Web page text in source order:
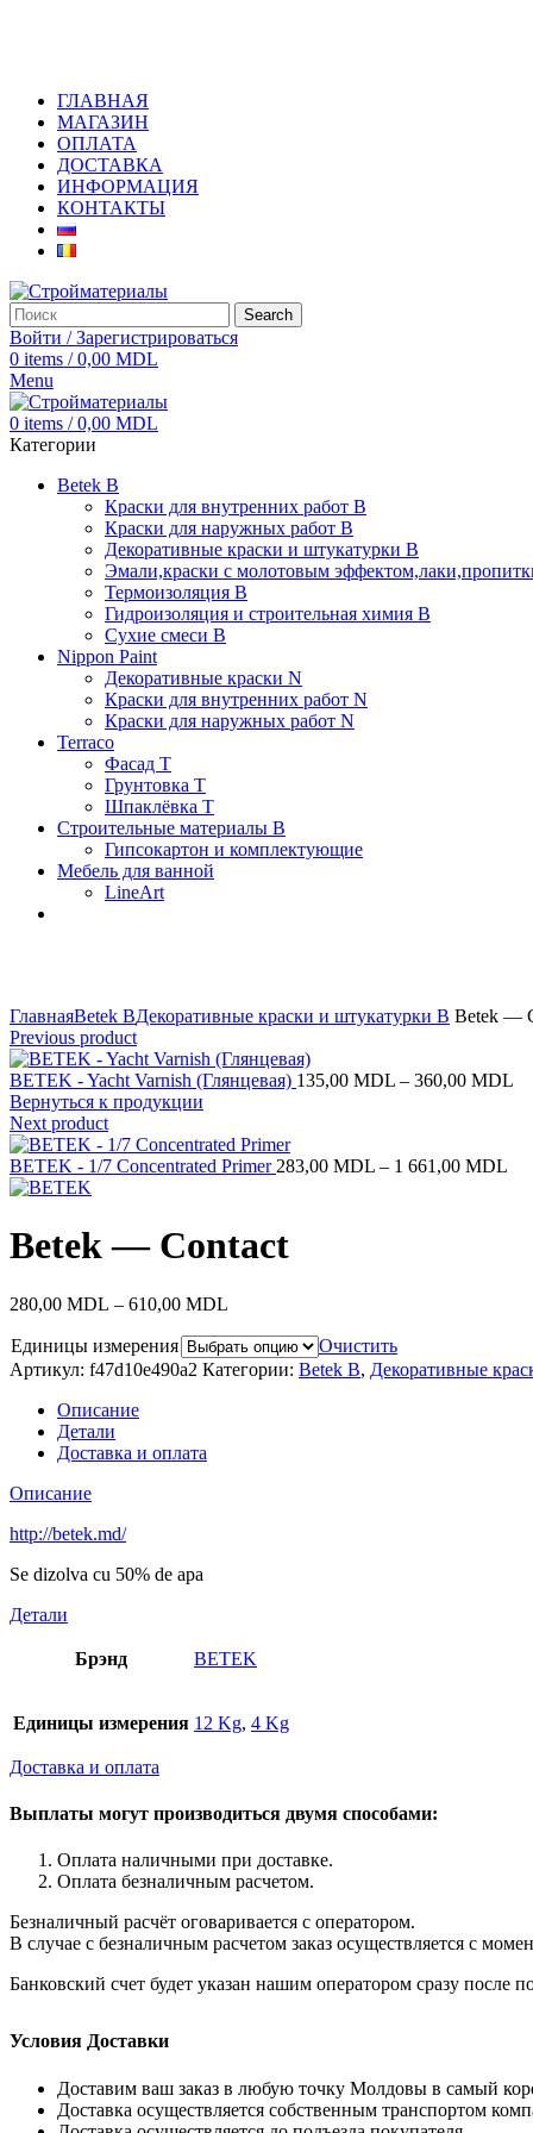
ГЛАВНАЯ
МАГАЗИН
ОПЛАТА
ДОСТАВКА
ИНФОРМАЦИЯ
КОНТАКТЫ
Search
Войти / Зарегистрироваться
0 items / 0,00 MDL
Menu
0 items / 0,00 MDL
Категории
Betek B
Краски для внутренних работ B
Краски для наружных работ B
Декоративные краски и штукатурки В
Эмали,краски с молотовым
Термоизоляция В
Гидроизоляция и строительная химия В
Сухие смеси B
Nippon Paint
Декоративные краски N
Краски для внутренних работ N
Краски для наружных работ N
Terraco
Фасад Т
Грунтовка T
Шпаклёвка T
Строительные материалы В
Гипсокартон и комплектующие
Мебель для ванной
LineArt
ГлавнаяBetek BДекоративные краски и штукатурки В Betek —
Previous product
BETEK - Yacht Varnish (Глянцевая) 135,00 MDL – 360,00 MDL
Вернуться к продукции
Next product
BETEK - 1/7 Concentrated Primer 283,00 MDL – 1 661,00 MDL
Betek — Contact
280,00 MDL – 610,00 MDL
280,00 MDL
–
Единицы измерения
Очистить
Артикул: f47d10e490a2 Категории: Betek B, Декоративные
Описание
Детали
Доставка и оплата
Описание
http://betek.md/
Se dizolva cu 50% de apa
Детали
Брэнд BETEK
Единицы измерения 12 Kg, 4 Kg
Доставка и оплата
Выплаты могут производиться двумя способами:
Оплата наличными при доставке.
Оплата безналичным расчетом.
Безналичный расчёт оговаривается с оператором.
В случае с безналичным расчетом заказ осуществляется с
Банковский счет будет указан нашим оператором сразу после
Условия Доставки
Доставим ваш заказ в любую точку Молдовы в самый
Доставка осуществляется собственным транспортом